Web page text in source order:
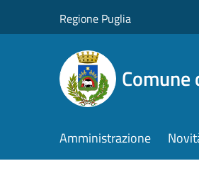
Regione Puglia
Amministrazione